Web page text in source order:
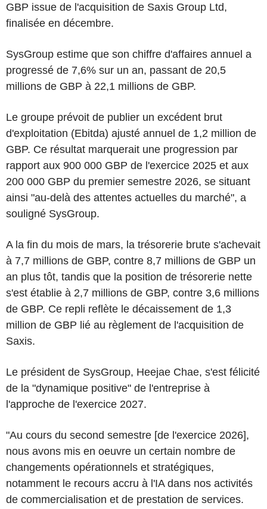
GBP issue de l'acquisition de Saxis Group Ltd,
finalisée en décembre.
SysGroup estime que son chiffre d'affaires annuel a
progressé de 7,6% sur un an, passant de 20,5
millions de GBP à 22,1 millions de GBP.
Le groupe prévoit de publier un excédent brut
d'exploitation (Ebitda) ajusté annuel de 1,2 million de
GBP. Ce résultat marquerait une progression par
rapport aux 900 000 GBP de l'exercice 2025 et aux
200 000 GBP du premier semestre 2026, se situant
ainsi "au-delà des attentes actuelles du marché", a
souligné SysGroup.
A la fin du mois de mars, la trésorerie brute s'achevait
à 7,7 millions de GBP, contre 8,7 millions de GBP un
an plus tôt, tandis que la position de trésorerie nette
s'est établie à 2,7 millions de GBP, contre 3,6 millions
de GBP. Ce repli reflète le décaissement de 1,3
million de GBP lié au règlement de l'acquisition de
Saxis.
Le président de SysGroup, Heejae Chae, s'est félicité
de la "dynamique positive" de l'entreprise à
l'approche de l'exercice 2027.
"Au cours du second semestre [de l'exercice 2026],
nous avons mis en oeuvre un certain nombre de
changements opérationnels et stratégiques,
notamment le recours accru à l'IA dans nos activités
de commercialisation et de prestation de services.